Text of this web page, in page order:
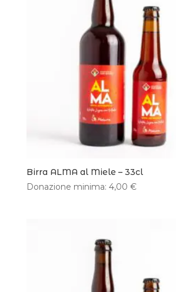
Birra ALMA al Miele – 33cl
Donazione minima: 4,00 €